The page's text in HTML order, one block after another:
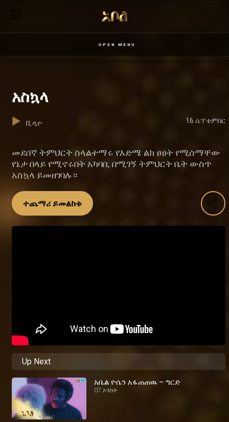
OPEN MENU
አስኳላ
ቪዲዮ 16 ሴፕቴምበር
መደበኛ ትምህርት ስላልተማሩ የእድሜ ልክ ፀፀት የሚሰማቸው
የኔታ በላይ የሚኖሩበት አካባቢ በሚገኝ ትምህርት ቤት ውስጥ
አስኳላ ይመዘገባሉ።
ተጨማሪ ይመልከቱ
Up Next
አቤል ዮሴን አፋጠጠዉ – ግርድ
07 ኦገስት